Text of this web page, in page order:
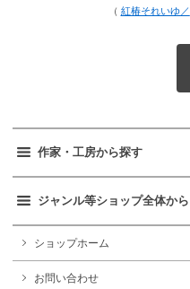
（ 紅椿それいゆ／
作家・工房から探す
ジャンル等ショップ全体から
ショップホーム
お問い合わせ